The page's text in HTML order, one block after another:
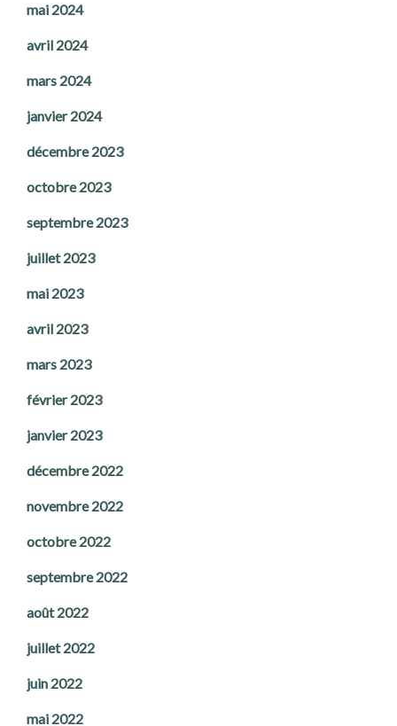
mai 2024
avril 2024
mars 2024
janvier 2024
décembre 2023
octobre 2023
septembre 2023
juillet 2023
mai 2023
avril 2023
mars 2023
février 2023
janvier 2023
décembre 2022
novembre 2022
octobre 2022
septembre 2022
août 2022
juillet 2022
juin 2022
mai 2022